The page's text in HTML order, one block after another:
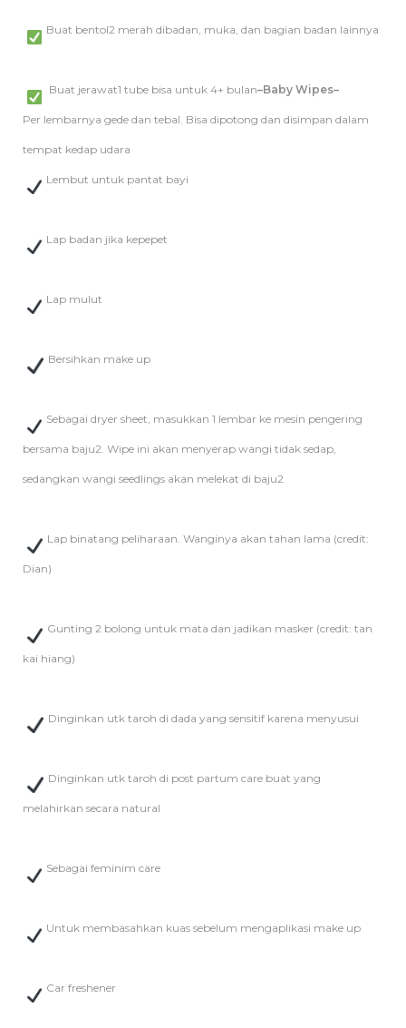
Buat bentol2 merah dibadan, muka, dan bagian badan lainnya
Buat jerawat1 tube bisa untuk 4+ bulan–Baby Wipes–
Per lembarnya gede dan tebal. Bisa dipotong dan disimpan dalam
tempat kedap udara
Lembut untuk pantat bayi
Lap badan jika kepepet
Lap mulut
Bersihkan make up
Sebagai dryer sheet, masukkan 1 lembar ke mesin pengering
bersama baju2. Wipe ini akan menyerap wangi tidak sedap,
sedangkan wangi seedlings akan melekat di baju2
Lap binatang peliharaan. Wanginya akan tahan lama (credit:
Dian)
Gunting 2 bolong untuk mata dan jadikan masker (credit: tan
kai hiang)
Dinginkan utk taroh di dada yang sensitif karena menyusui
Dinginkan utk taroh di post partum care buat yang
melahirkan secara natural
Sebagai feminim care
Untuk membasahkan kuas sebelum mengaplikasi make up
Car freshener